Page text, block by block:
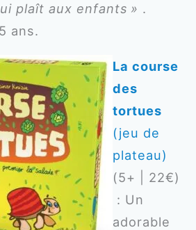
plaît aux enfants » .
ans.
La course
des
tortues
(jeu de
plateau)
(5+ | 22€)
: Un
adorable